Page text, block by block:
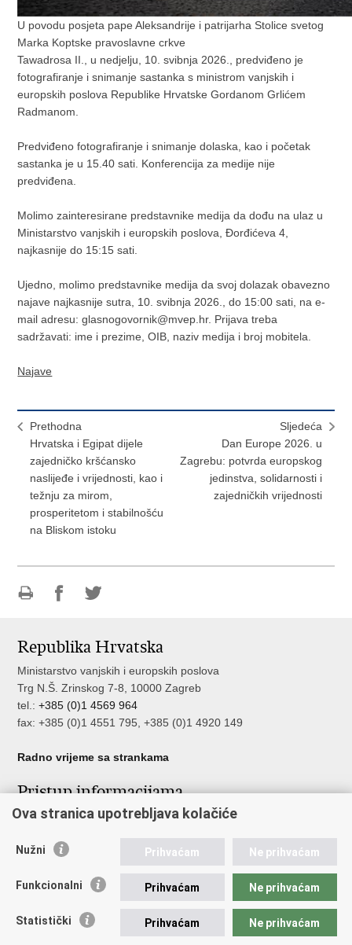
U povodu posjeta pape Aleksandrije i patrijarha Stolice svetog
Marka Koptske pravoslavne crkve
Tawadrosa II., u nedjelju, 10. svibnja 2026., predviđeno je
fotografiranje i snimanje sastanka s ministrom vanjskih i
europskih poslova Republike Hrvatske Gordanom Grlićem
Radmanom.
Predviđeno fotografiranje i snimanje dolaska, kao i početak
sastanka je u 15.40 sati. Konferencija za medije nije
predviđena.
Molimo zainteresirane predstavnike medija da dođu na ulaz u
Ministarstvo vanjskih i europskih poslova, Đorđićeva 4,
najkasnije do 15:15 sati.
Ujedno, molimo predstavnike medija da svoj dolazak obavezno
najave najkasnije sutra, 10. svibnja 2026., do 15:00 sati, na e-
mail adresu: glasnogovornik@mvep.hr. Prijava treba
sadržavati: ime i prezime, OIB, naziv medija i broj mobitela.
Najave
Prethodna
Hrvatska i Egipat dijele
zajedničko kršćansko
naslijeđe i vrijednosti, kao i
težnju za mirom,
prosperitetom i stabilnošću
na Bliskom istoku
Sljedeća
Dan Europe 2026. u
Zagrebu: potvrda europskog
jedinstva, solidarnosti i
zajedničkih vrijednosti
Facebooku
Twitteru
Republika Hrvatska
Ministarstvo vanjskih i europskih poslova
Trg N.Š. Zrinskog 7-8, 10000 Zagreb
tel.:+385 (0)1 4569 964
fax: +385 (0)1 4551 795, +385 (0)1 4920 149
Radno vrijeme sa strankama
Pristup informacijama
Pristup informacijama
Nepravilnosti
Javna nabava u MVEP-u
Ova stranica upotrebljava kolačiće
Nužni Prihvaćam Ne prihvaćam
Funkcionalni Prihvaćam Ne prihvaćam
Statistički Prihvaćam Ne prihvaćam